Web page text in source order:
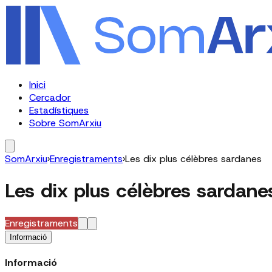
Inici
Cercador
Estadístiques
Sobre SomArxiu
SomArxiu›Enregistraments›Les dix plus célèbres sardanes
Les dix plus célèbres
Enregistraments
Informació
Informació